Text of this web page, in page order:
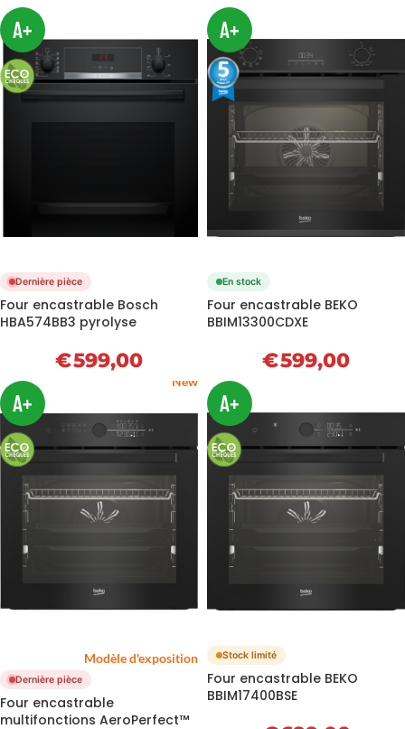
A+
Dernière pièce
Four encastrable Bosch
HBA574BB3 pyrolyse
€599,00
A+
En stock
Four encastrable BEKO
BBIM13300CDXE
€599,00
Modèle d'exposition
A+
New
Dernière pièce
Four encastrable
multifonctions AeroPerfect™
A+
Stock limité
Four encastrable BEKO
BBIM17400BSE